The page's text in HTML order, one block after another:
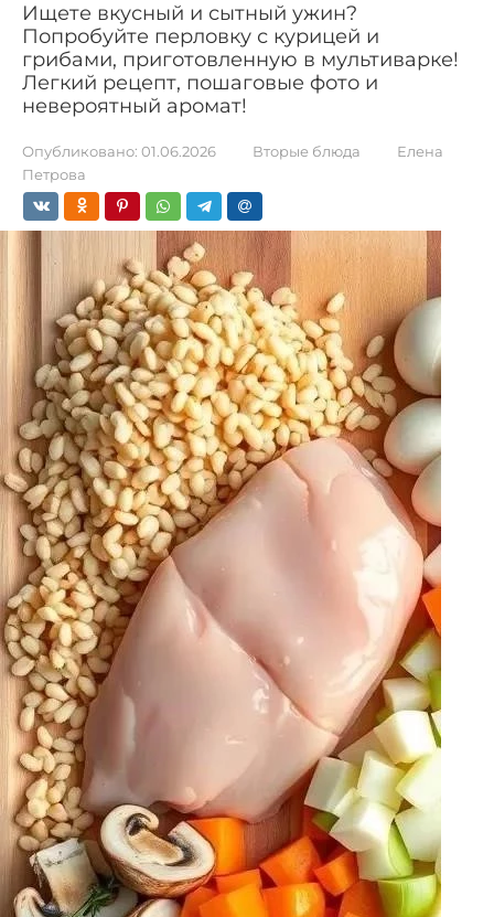
Ищете вкусный и сытный ужин?
Попробуйте перловку с курицей и
грибами, приготовленную в мультиварке!
Легкий рецепт, пошаговые фото и
невероятный аромат!
Опубликовано: 01.06.2026 Вторые блюда
Елена
Петрова